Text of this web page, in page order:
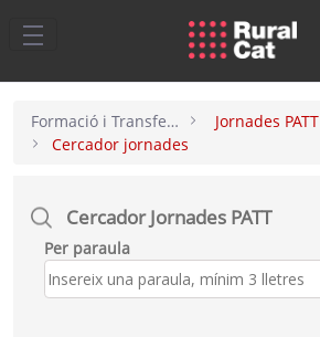
Salta al contingut principal
Formació i Transferència
Jornades PATT
Cercador jornades
Cercador Jornades PATT
Per paraula